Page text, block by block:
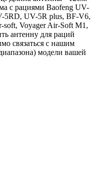
с рациями Baofeng UV-
UV-5R plus, BF-V6,
Voyager Air-Soft M1,
антенну для раций
связаться с нашим
модели вашей